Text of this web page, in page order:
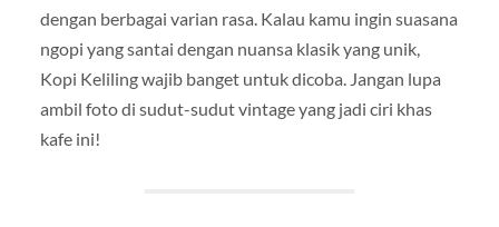
dengan berbagai varian rasa. Kalau kamu ingin suasana
ngopi yang santai dengan nuansa klasik yang unik,
Kopi Keliling wajib banget untuk dicoba. Jangan lupa
ambil foto di sudut-sudut vintage yang jadi ciri khas
kafe ini!